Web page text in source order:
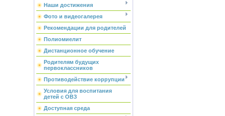
Наши достижения
Фото и видеогалерея
Рекомендации для родителей
Полиомиелит
Дистанционное обучение
Родителям будущих
первоклассников
Противодействие коррупции
Условия для воспитания
детей с ОВЗ
Доступная среда